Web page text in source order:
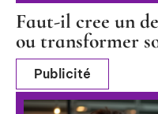
Faut-il cree un
ou transformer
Publicité